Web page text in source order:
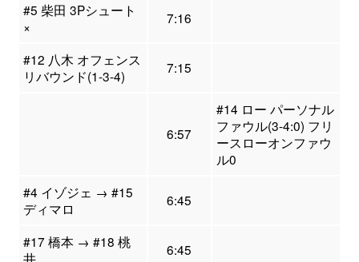
#5 柴田 3Pシュート
×
7:16
#12 八木 オフェンス
リバウンド(1-3-4)
7:15
6:57
#14 ロー パーソナル
ファウル(3-4:0) フリ
ースローオンファウ
ル0
#4 イゾジェ → #15
ディマロ
6:45
#17 橋本 → #18 桃
井
6:45